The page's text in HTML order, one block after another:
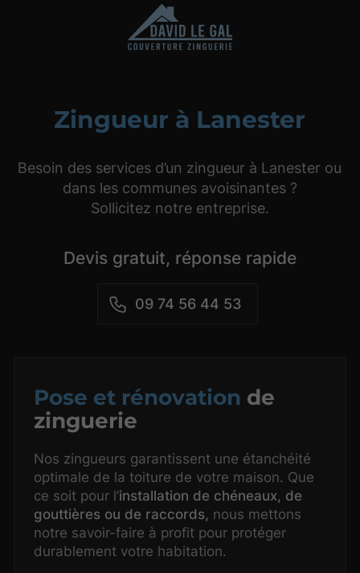
Zingueur à Lanester
Besoin des services d’un zingueur à Lanester ou
dans les communes avoisinantes ?
Sollicitez notre entreprise.
Devis gratuit, réponse rapide
09 74 56 44 53
Pose et rénovation de
zinguerie
Nos zingueurs garantissent une étanchéité
optimale de la toiture de votre maison. Que
ce soit pour l’installation de chéneaux, de
gouttières ou de raccords, nous mettons
notre savoir-faire à profit pour protéger
durablement votre habitation.